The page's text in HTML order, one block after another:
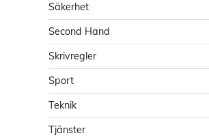
Säkerhet
Second Hand
Skrivregler
Sport
Teknik
Tjänster